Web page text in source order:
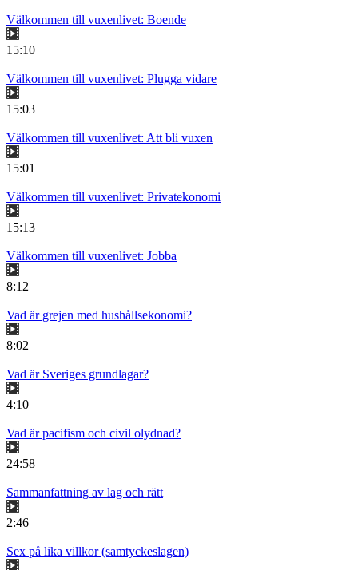
Välkommen till vuxenlivet: Boende
15:10
Välkommen till vuxenlivet: Plugga vidare
15:03
Välkommen till vuxenlivet: Att bli vuxen
15:01
Välkommen till vuxenlivet: Privatekonomi
15:13
Välkommen till vuxenlivet: Jobba
8:12
Vad är grejen med hushållsekonomi?
8:02
Vad är Sveriges grundlagar?
4:10
Vad är pacifism och civil olydnad?
24:58
Sammanfattning av lag och rätt
2:46
Sex på lika villkor (samtyckeslagen)